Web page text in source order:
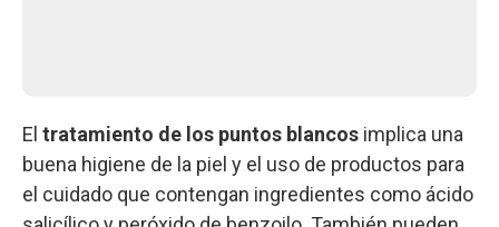
El tratamiento de los puntos blancos implica una
buena higiene de la piel y el uso de productos para
el cuidado que contengan ingredientes como ácido